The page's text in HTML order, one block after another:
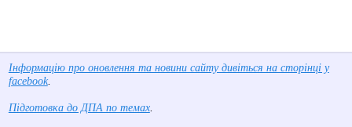
Інформацію про оновлення та новини сайту дивіться на сторінці у
facebook.
Підготовка до ДПА по темах.